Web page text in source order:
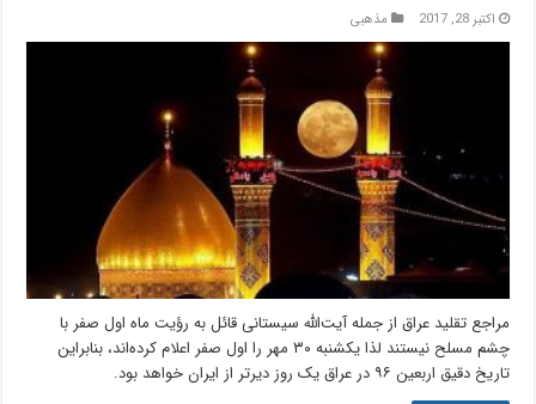
اکتبر 28, 2017 مذهبی
مراجع تقلید عراق از جمله آیت‌الله سیستانی قائل به رؤیت ماه اول صفر با
چشم مسلح نیستند لذا یکشنبه ۳۰ مهر را اول صفر اعلام کرده‌اند، بنابراین
تاریخ دقیق اربعین ۹۶ در عراق یک روز دیرتر از ایران خواهد بود.